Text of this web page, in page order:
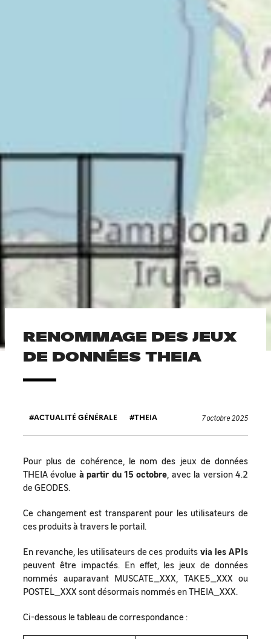
RENOMMAGE DES JEUX
DE DONNÉES THEIA
ACTUALITÉ GÉNÉRALE THEIA 7 octobre 2025
Pour plus de cohérence, le nom des jeux de données
THEIA évolue à partir du 15 octobre , avec la version 4.2
de GEODES.
Ce changement est transparent pour les utilisateurs de
ces produits à travers le portail.
En revanche, les utilisateurs de ces produitsvia les APIs
peuvent être impactés. En effet, les jeux de données
nommés auparavant MUSCATE_XXX, TAKE5_XXX ou
POSTEL_XXX sont désormais nommés en THEIA_XXX.
Ci-dessous le tableau de correspondance :